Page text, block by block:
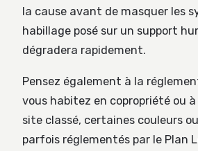
la cause avant de masquer les
habillage posé sur un support
dégradera rapidement.
Pensez également à la
vous habitez en copropriété ou
site classé, certaines couleurs
parfois réglementés par le Plan